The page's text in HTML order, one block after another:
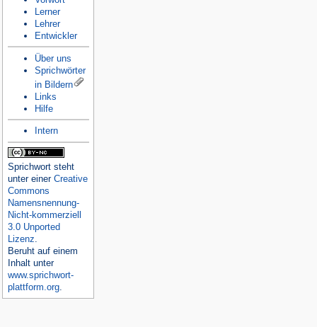
Lerner
Lehrer
Entwickler
Über uns
Sprichwörter
in Bildern
Links
Hilfe
Intern
Sprichwortsteht
unter einer Creative
Commons
Namensnennung-
Nicht-kommerziell
3.0 Unported
Lizenz.
Beruht auf einem
Inhalt unter
www.sprichwort-
plattform.org.